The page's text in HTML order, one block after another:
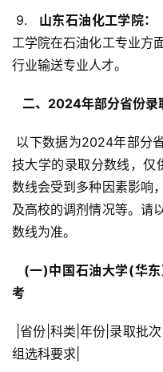
9.
  山东石油化工学院：
工学院在石油化工专业方
行业输送专业人才。
二、2024年部分省份
技大学的录取分数线，
数线会受到多种因素影响
及高校的调剂情况等。请
数线为准。
(一)中国石油大学(华
考
组选科要求|